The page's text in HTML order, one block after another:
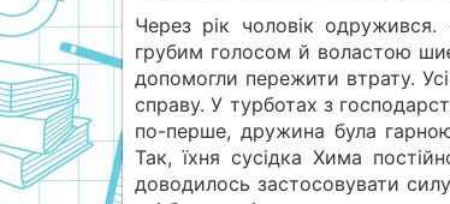
Через рік чоловік
грубим голосом й воластою
допомогли пережити втрату.
справу. У турботах з
по-перше, дружина була
Так, їхня сусідка Хима
доводилось застосовувати